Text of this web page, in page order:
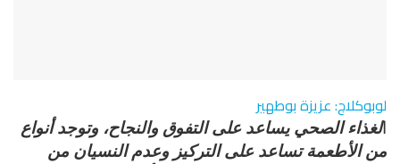
لوبوكلاج: عزيزة بوطهير
الغذاء الصحي يساعد على التفوق والنجاح، وتوجد أنواع
من الأطعمة تساعد على التركيز وعدم النسيان من